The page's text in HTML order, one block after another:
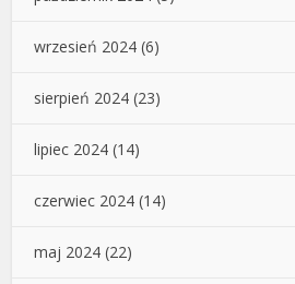
wrzesień 2024 (6)
sierpień 2024 (23)
lipiec 2024 (14)
czerwiec 2024 (14)
maj 2024 (22)